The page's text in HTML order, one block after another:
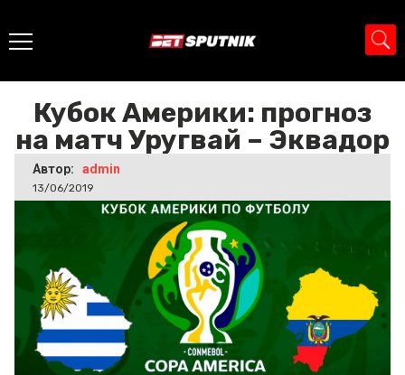
Кубок Америки: прогноз на матч
Кубок Америки: прогноз
на матч Уругвай – Эквадор
Автор: admin
13/06/2019